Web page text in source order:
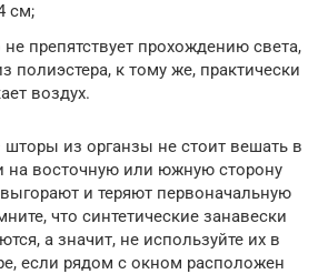
см;
препятствует прохождению света,
полиэстера, к тому же, практически
воздух.
из органзы не стоит вешать в
на восточную или южную сторону
и теряют первоначальную
что синтетические занавески
а значит, не используйте их в
если рядом с окном расположен